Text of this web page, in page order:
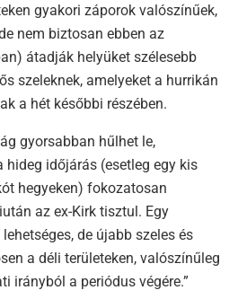
gyakori záporok valószínűek,
nem biztosan ebben az
átadják helyüket szélesebb
szeleknek, amelyeket a hurrikán
a hét későbbi részében.
gyorsabban hűlhet le,
hideg időjárás (esetleg egy kis
hegyeken) fokozatosan
az ex-Kirk tisztul. Egy
de újabb szeles és
a déli területeken, valószínűleg
irányból a periódus végére.”